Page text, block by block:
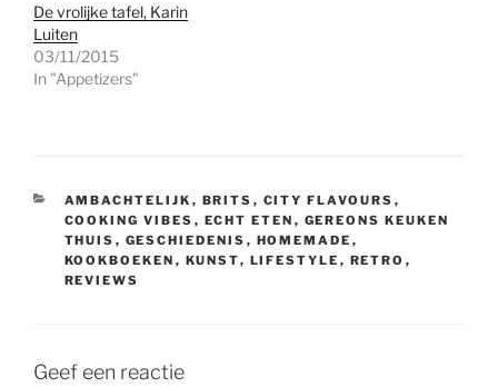
De vrolijke tafel, Karin
Luiten
03/11/2015
In "Appetizers"
CATEGORIEËN
AMBACHTELIJK , BRITS , CITY FLAVOURS ,
COOKING VIBES , ECHT ETEN , GEREONS KEUKEN
THUIS , GESCHIEDENIS , HOMEMADE ,
KOOKBOEKEN , KUNST, LIFESTYLE , RETRO ,
REVIEWS
Geef een reactie